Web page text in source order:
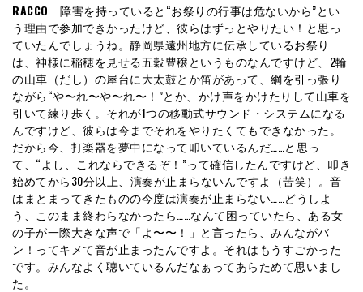
RACCO 障害を持っていると“お祭りの行事は危ないから”とい
う理由で参加できかったけど、彼らはずっとやりたい！と思っ
ていたんでしょうね。静岡県遠州地方に伝承しているお祭り
は、神様に稲穂を見せる五穀豊穣というものなんですけど、2輪
の山車（だし）の屋台に大太鼓とか笛があって、綱を引っ張り
ながら“や〜れ〜や〜れ〜！”とか、かけ声をかけたりして山車を
引いて練り歩く。それが1つの移動式サウンド・システムになる
んですけど、彼らは今までそれをやりたくてもできなかった。
だから今、打楽器を夢中になって叩いているんだ……と思っ
て、“よし、これならできるぞ！”って確信したんですけど、叩き
始めてから30分以上、演奏が止まらないんですよ（苦笑）。音
はまとまってきたものの今度は演奏が止まらない……どうしよ
う、このまま終わらなかったら……なんて困っていたら、ある女
の子が一際大きな声で「よ〜〜！」と言ったら、みんながバ
ン！ってキメて音が止まったんですよ。それはもうすごかった
です。みんなよく聴いているんだなぁってあらためて思いまし
た。